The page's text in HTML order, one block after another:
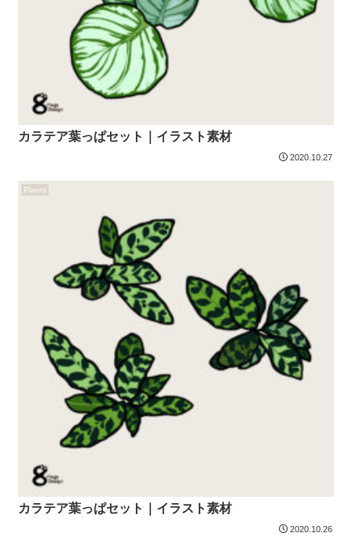
カラテア葉っぱセット｜イラスト素材
2020.10.27
Plants
カラテア葉っぱセット｜イラスト素材
2020.10.26